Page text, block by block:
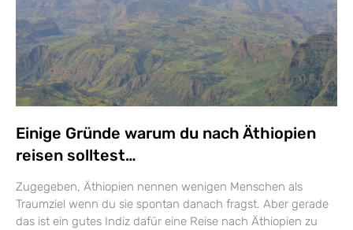
Einige Gründe warum du nach Äthiopien
reisen solltest…
Zugegeben, Äthiopien nennen wenigen Menschen als
Traumziel wenn du sie spontan danach fragst. Aber gerade
das ist ein gutes Indiz dafür eine Reise nach Äthiopien zu